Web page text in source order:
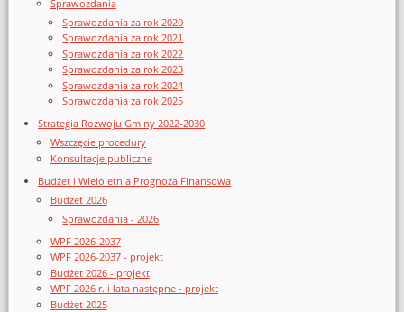
Sprawozdania
Sprawozdania za rok 2020
Sprawozdania za rok 2021
Sprawozdania za rok 2022
Sprawozdania za rok 2023
Sprawozdania za rok 2024
Sprawozdania za rok 2025
Strategia Rozwoju Gminy 2022-2030
Wszczęcie procedury
Konsultacje publiczne
Budżet i Wieloletnia Prognoza Finansowa
Budżet 2026
Sprawozdania - 2026
WPF 2026-2037
WPF 2026-2037 - projekt
Budżet 2026 - projekt
WPF 2026 r. i lata następne - projekt
Budżet 2025